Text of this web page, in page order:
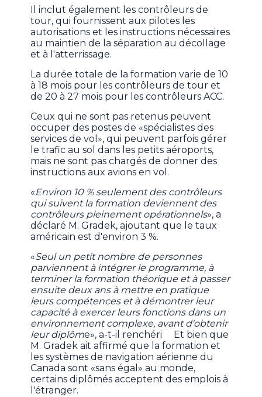
Il inclut également les contrôleurs de
tour, qui fournissent aux pilotes les
autorisations et les instructions nécessaires
au maintien de la séparation au décollage
et à l'atterrissage.
La durée totale de la formation varie de 10
à 18 mois pour les contrôleurs de tour et
de 20 à 27 mois pour les contrôleurs ACC.
Ceux qui ne sont pas retenus peuvent
occuper des postes de «spécialistes des
services de vol», qui peuvent parfois gérer
le trafic au sol dans les petits aéroports,
mais ne sont pas chargés de donner des
instructions aux avions en vol.
«Environ 10 % seulement des contrôleurs
qui suivent la formation deviennent des
contrôleurs pleinement opérationnels», a
déclaré M. Gradek, ajoutant que le taux
américain est d'environ 3 %.
«Seul un petit nombre de personnes
parviennent à intégrer le programme, à
terminer la formation théorique et à passer
ensuite deux ans à mettre en pratique
leurs compétences et à démontrer leur
capacité à exercer leurs fonctions dans un
environnement complexe, avant d'obtenir
leur diplôme», a-t-il renchéri Et bien que
M. Gradek ait affirmé que la formation et
les systèmes de navigation aérienne du
Canada sont «sans égal» au monde,
certains diplômés acceptent des emplois à
l'étranger.